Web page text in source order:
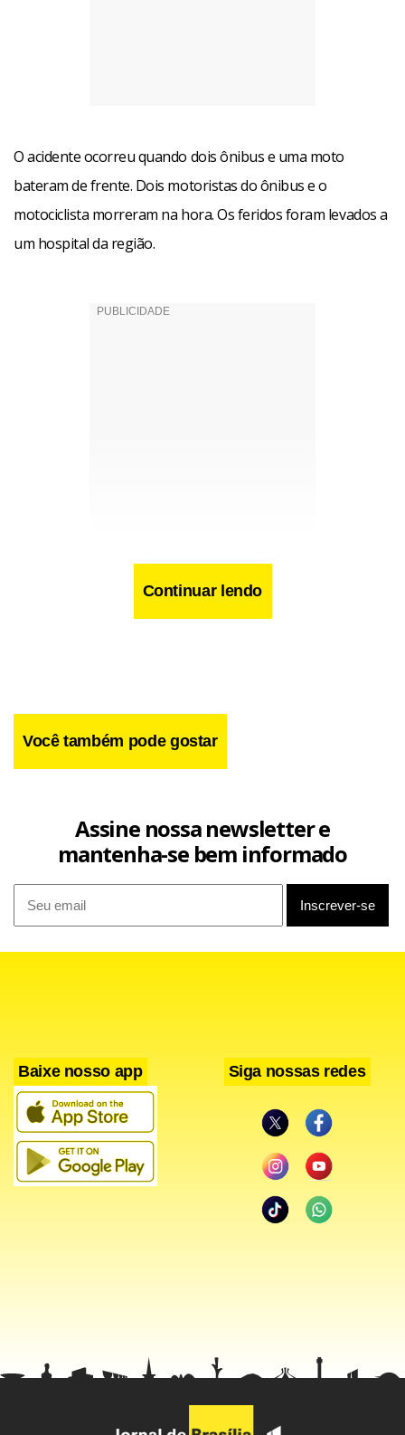
O acidente ocorreu quando dois ônibus e uma moto
bateram de frente. Dois motoristas do ônibus e o
motociclista morreram na hora. Os feridos foram levados a
um hospital da região.
Continuar lendo
Você também pode gostar
Assine nossa newsletter e
mantenha-se bem informado
Baixe nosso app Siga nossas redes